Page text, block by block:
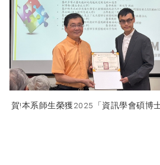
賀!本系師生榮獲2025「資訊學會碩博